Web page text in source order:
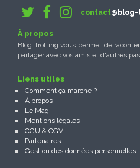
contact
À propos
Blog Trotting vous permet de
partager avec vos amis et d'autres
Liens utiles
Comment ça marche ?
À propos
Le Mag'
Mentions légales
CGU & CGV
Partenaires
Gestion des données personnelles